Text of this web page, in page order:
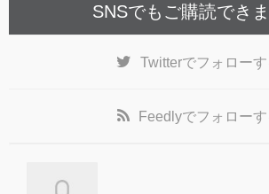
SNSでもご購読できま
Twitterでフォローす
Feedlyでフォローす